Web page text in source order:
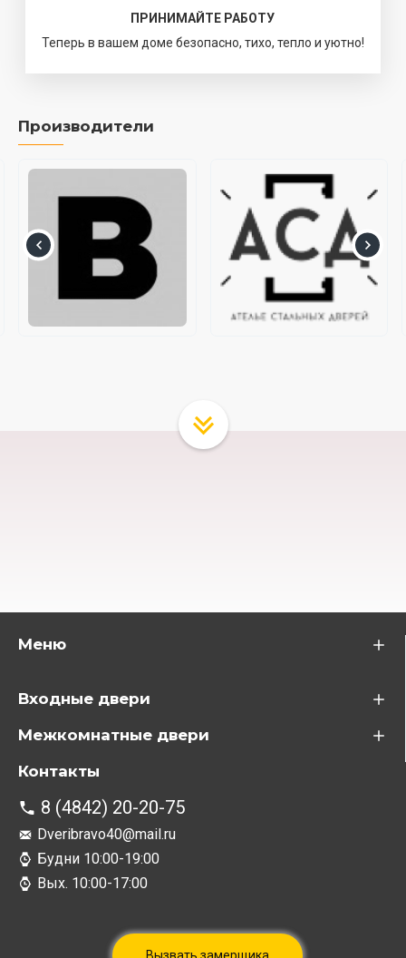
ПРИНИМАЙТЕ РАБОТУ
Теперь в вашем доме безопасно, тихо, тепло и уютно!
Производители
Меню
Входные двери
Межкомнатные двери
Контакты
8 (4842) 20-20-75
Dveribravo40@mail.ru
Будни 10:00-19:00
Вых. 10:00-17:00